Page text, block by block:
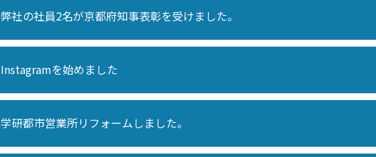
弊社の社員2名が京都府知事表彰を受けました。
Instagramを始めました
学研都市営業所リフォームしました。